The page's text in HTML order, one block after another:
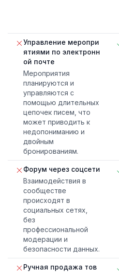
Управление меропри
ятиями по электронн
ой почте
Мероприятия
планируются и
управляются с
помощью длительных
цепочек писем, что
может приводить к
недопониманию и
двойным
бронированиям.
Форум через соцсети
Взаимодействия в
сообществе
происходят в
социальных сетях,
без
профессиональной
модерации и
безопасности данных.
Ручная продажа тов